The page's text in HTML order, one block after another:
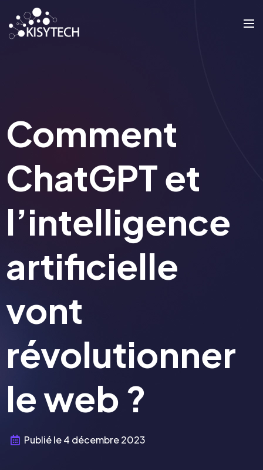
Comment
ChatGPT et
l’intelligence
artificielle
vont
révolutionner
le web ?
Publié le4 décembre 2023